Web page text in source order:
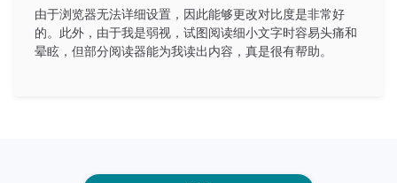
由于浏览器无法详细设置，因此能够更改对比度是非常好
的。此外，由于我是弱视，试图阅读细小文字时容易头痛和
晕眩，但部分阅读器能为我读出内容，真是很有帮助。